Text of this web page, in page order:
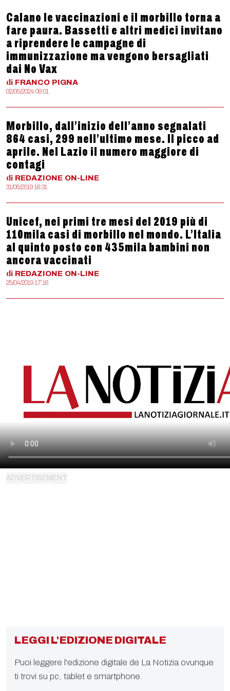
Calano le vaccinazioni e il morbillo torna a
fare paura. Bassetti e altri medici invitano
a riprendere le campagne di
immunizzazione ma vengono bersagliati
dai No Vax
di FRANCO PIGNA
02/05/2024 09:01
Morbillo, dall’inizio dell’anno segnalati
864 casi, 299 nell’ultimo mese. Il picco ad
aprile. Nel Lazio il numero maggiore di
contagi
di REDAZIONE ON-LINE
31/05/2019 16:31
Unicef, nei primi tre mesi del 2019 più di
110mila casi di morbillo nel mondo. L’Italia
al quinto posto con 435mila bambini non
ancora vaccinati
di REDAZIONE ON-LINE
25/04/2019 17:16
LEGGI L'EDIZIONE DIGITALE
Puoi leggere l'edizione digitale de La Notizia ovunque
ti trovi su pc, tablet e smartphone.